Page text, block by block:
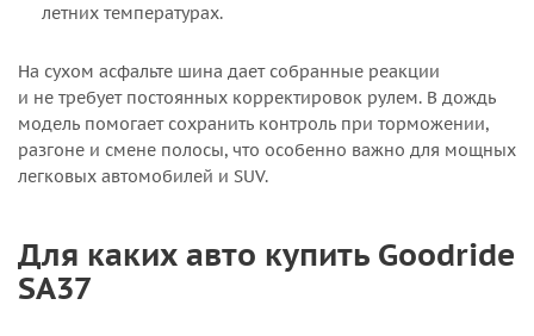
летних температурах.
На сухом асфальте шина дает собранные реакции
и не требует постоянных корректировок рулем. В дождь
модель помогает сохранить контроль при торможении,
разгоне и смене полосы, что особенно важно для мощных
легковых автомобилей и SUV.
Для каких авто купить Goodride
SA37